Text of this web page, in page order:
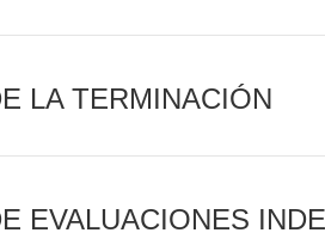
LA TERMINACIÓN
EVALUACIONES